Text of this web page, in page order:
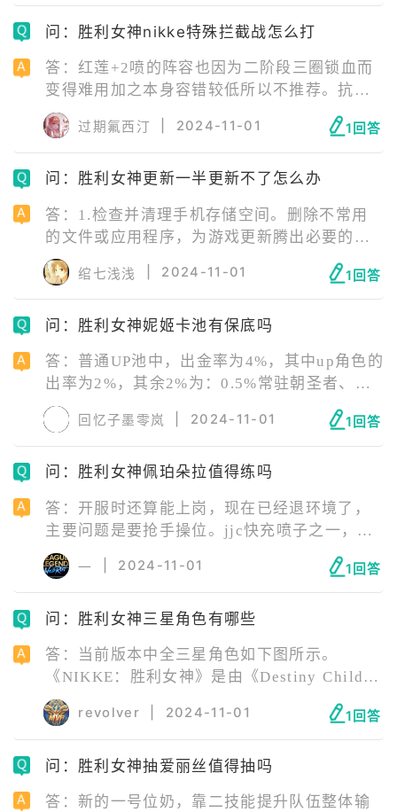
问：胜利女神nikke特殊拦截战怎么打
答：红莲+2喷的阵容也因为二阶段三圈锁血而
变得难用加之本身容错较低所以不推荐。抗一
次钻头需要160级时49W血3000防左右请把你
的装备匀给你的火力角色保证不要减员记得装
上魔方有很多血量。这个boss的小钻头是一个
都不能吃的要全部清掉。
过期氟西汀 2024-11-01 1回答
问：胜利女神更新一半更新不了怎么办
答：1.检查并清理手机存储空间。删除不常用
的文件或应用程序，为游戏更新腾出必要的空
间。 2.若发现更新速度缓慢或无法更新，请尝
试以下优化策略：确保手机连接至稳定的Wi-Fi
网络，或选择其他可靠的网络连接。利用
ourplay加速器，进一步减少网络延迟和丢包
绾七浅浅 2024-11-01 1回答
问：胜利女神妮姬卡池有保底吗
答：普通UP池中，出金率为4%，其中up角色的
出率为2%，其余2%为：0.5%常驻朝圣者、
1.5%常驻SSR角色。本卡池的角色在up结束之
后会进入普通招募、社交点数招募、铸模 。
回忆子墨零岚 2024-11-01 1回答
问：胜利女神佩珀朵拉值得练吗
答：开服时还算能上岗，现在已经退环境了，
主要问题是要抢手操位。jjc快充喷子之一，不
过一般都用那几个火力型快喷，偶尔能在个突
垃圾刀登场，萌新没角色用最多拉个444就行
了。
一 2024-11-01 1回答
问：胜利女神三星角色有哪些
答：当前版本中全三星角色如下图所示。
《NIKKE：胜利女神》是由《Destiny Child》
开发商SHIFTUP推出的一款第三人称射击手游
新作，玩家将带领少女们尽全力抵抗入侵的外
星生物，以早日夺回地球。
revolver 2024-11-01 1回答
问：胜利女神抽爱丽丝值得抽吗
答：新的一号位奶，靠二技能提升队伍整体输